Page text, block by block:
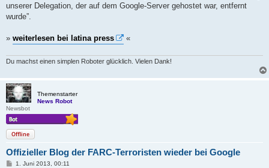
r
a
unserer Delegation, der auf dem Google-Server gehostet war, entfernt
wurde”.
» weiterlesen bei latina press «
Du machst einen simplen Roboter glücklich. Vielen Dank!
Themenstarter
News Robot
Newsbot
Offline
Offizieller Blog der FARC-Terroristen wieder bei Google
B1. Juni 2013, 00:11